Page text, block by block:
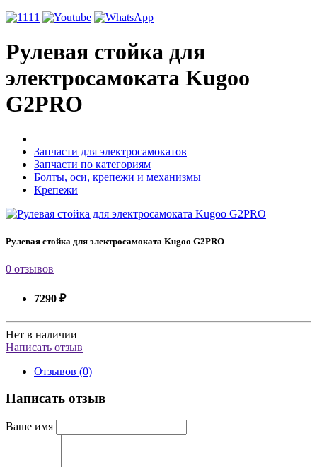
Рулевая стойка для
электросамоката Kugoo
G2PRO
Запчасти для электросамокатов
Запчасти по категориям
Болты, оси, крепежи и механизмы
Крепежи
Рулевая стойка для электросамоката Kugoo G2PRO
0 отзывов
7290 ₽
Нет в наличии
Написать отзыв
Отзывов (0)
Написать отзыв
Ваше имя